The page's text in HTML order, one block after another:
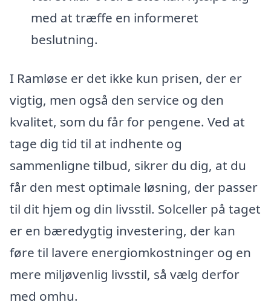
med at træffe en informeret
beslutning.
I Ramløse er det ikke kun prisen, der er
vigtig, men også den service og den
kvalitet, som du får for pengene. Ved at
tage dig tid til at indhente og
sammenligne tilbud, sikrer du dig, at du
får den mest optimale løsning, der passer
til dit hjem og din livsstil. Solceller på taget
er en bæredygtig investering, der kan
føre til lavere energiomkostninger og en
mere miljøvenlig livsstil, så vælg derfor
med omhu.